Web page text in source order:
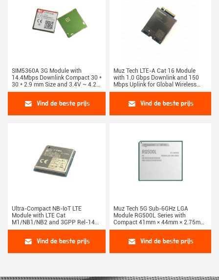
SIM5360A 3G Module with
14.4Mbps Downlink Compact 30 *
30 * 2.9 mm Size and 3.4V ~ 4.2V
Supply Voltage for IoT Solutions
Vind de beste prijs
Muz Tech LTE-A Cat 16 Module
with 1.0 Gbps Downlink and 150
Mbps Uplink for Global Wireless
Connectivity
Vind de beste prijs
Ultra-Compact NB-IoT LTE
Module with LTE Cat
M1/NB1/NB2 and 3GPP Rel-14
Compliance in 14.9mm × 12.9mm
Vind de beste prijs
Muz Tech 5G Sub-6GHz LGA
Module RG500L Series with
Compact 41mm × 44mm × 2.75mm
Size and Extended -40°C to +85°C
Vind de beste prijs